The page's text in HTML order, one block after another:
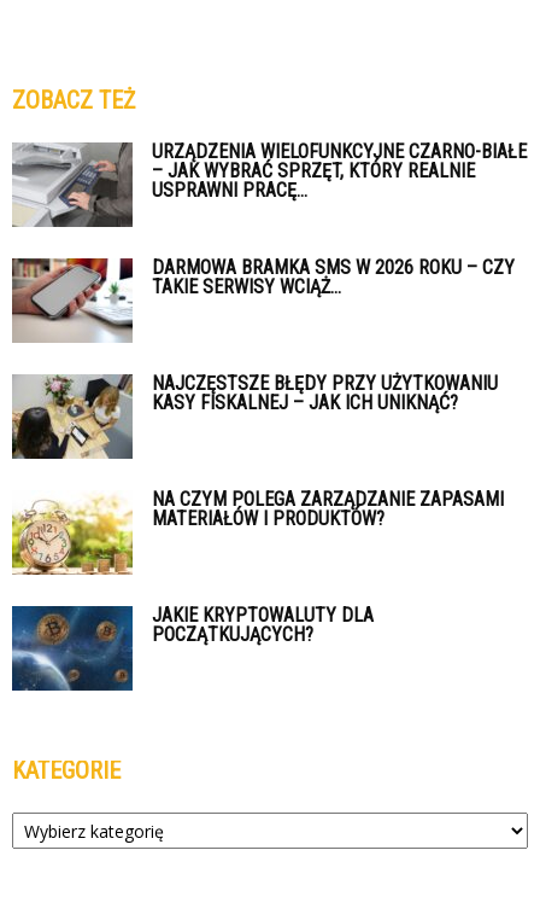
ZOBACZ TEŻ
URZĄDZENIA WIELOFUNKCYJNE CZARNO-BIAŁE
– JAK WYBRAĆ SPRZĘT, KTÓRY REALNIE
USPRAWNI PRACĘ...
DARMOWA BRAMKA SMS W 2026 ROKU – CZY
TAKIE SERWISY WCIĄŻ...
NAJCZĘSTSZE BŁĘDY PRZY UŻYTKOWANIU
KASY FISKALNEJ – JAK ICH UNIKNĄĆ?
NA CZYM POLEGA ZARZĄDZANIE ZAPASAMI
MATERIAŁÓW I PRODUKTÓW?
JAKIE KRYPTOWALUTY DLA
POCZĄTKUJĄCYCH?
KATEGORIE
Kategorie